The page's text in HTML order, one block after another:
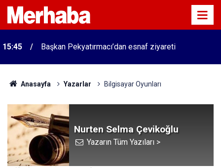
15:45 Başkan Pekyatırmacı’dan esnaf ziyareti
Anasayfa Yazarlar Bilgisayar Oyunları
Nurten Selma Çevikoğlu
Yazarın Tüm Yazıları >